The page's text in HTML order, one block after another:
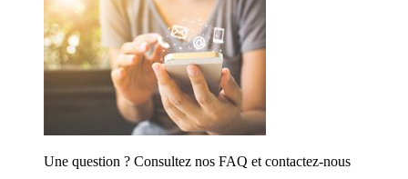
Une question ? Consultez nos FAQ et contactez-nous